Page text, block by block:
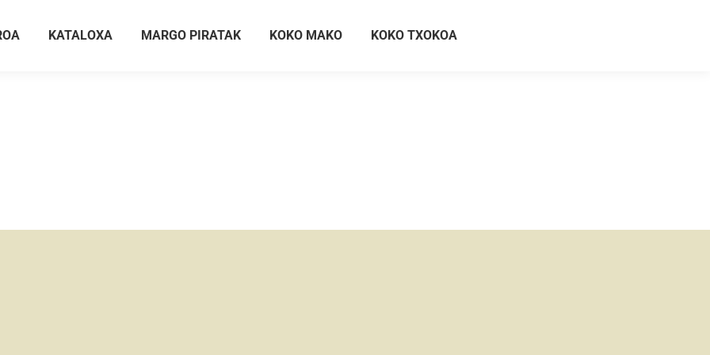
KATALOXA MARGO PIRATAK KOKO MAKO KOKO TXOKOA